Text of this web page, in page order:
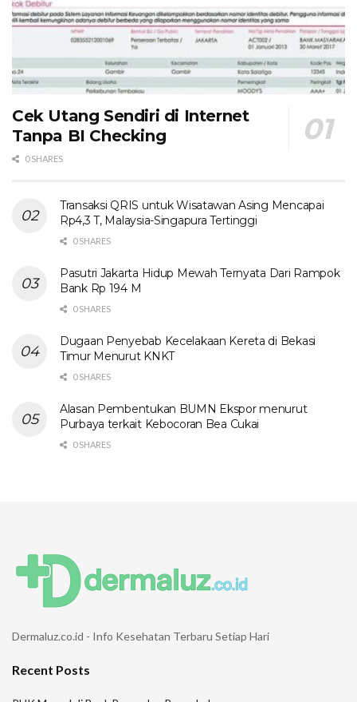
Cek Utang Sendiri di Internet
Tanpa BI Checking
0 SHARES
Transaksi QRIS untuk Wisatawan Asing Mencapai
Rp4,3 T, Malaysia-Singapura Tertinggi
0 SHARES
Pasutri Jakarta Hidup Mewah Ternyata Dari Rampok
Bank Rp 194 M
0 SHARES
Dugaan Penyebab Kecelakaan Kereta di Bekasi
Timur Menurut KNKT
0 SHARES
Alasan Pembentukan BUMN Ekspor menurut
Purbaya terkait Kebocoran Bea Cukai
0 SHARES
Dermaluz.co.id - Info Kesehatan Terbaru Setiap Hari
Recent Posts